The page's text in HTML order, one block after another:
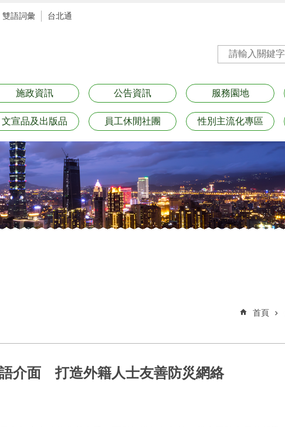
雙語詞彙 台北通
施政資訊 公告資訊 服務園地
文宣品及出版品 員工休閒社團 性別主流化專區
首頁
介面 打造外籍人士友善防災網絡